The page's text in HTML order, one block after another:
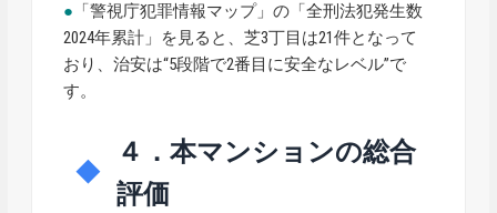
● 「警視庁犯罪情報マップ」の「全刑法犯発生数
2024年累計」を見ると、芝3丁目は21件となって
おり、治安は“5段階で2番目に安全なレベル”で
す。
４．本マンションの総合
評価